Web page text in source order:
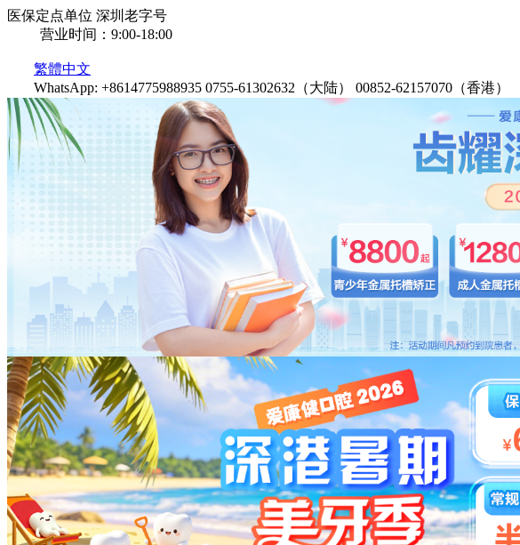
医保定点单位 深圳老字号
营业时间：9:00-18:00
繁體中文
WhatsApp: +8614775988935 0755-61302632（大陆） 00852-62157070（香港）